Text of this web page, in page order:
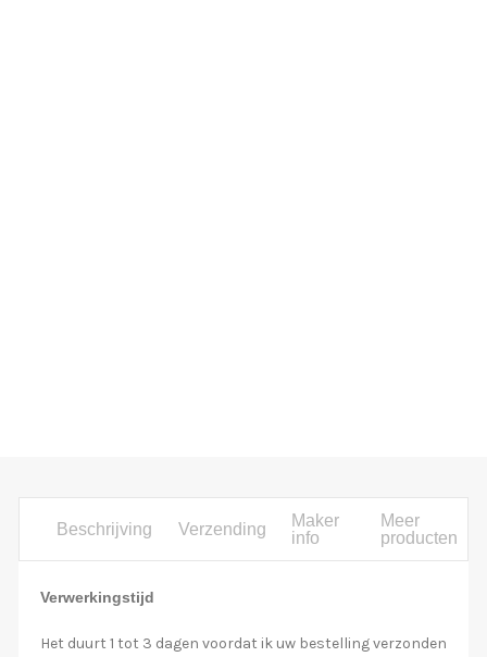
Beschrijving Verzending
Maker
info
Meer
producten
Verwerkingstijd
Het duurt 1 tot 3 dagen voordat ik uw bestelling verzonden